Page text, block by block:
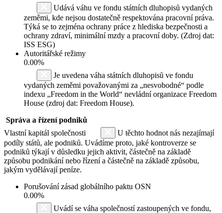
Udává váhu ve fondu státních dluhopisů vydaných
zeměmi, kde nejsou dostatečně respektována pracovní práva.
Týká se to zejména ochrany práce z hlediska bezpečnosti a
ochrany zdraví, minimální mzdy a pracovní doby. (Zdroj dat:
ISS ESG)
Autoritářské režimy
0.00%
Je uvedena váha státních dluhopisů ve fondu
vydaných zeměmi považovanými za „nesvobodné“ podle
indexu „Freedom in the World“ nevládní organizace Freedom
House (zdroj dat: Freedom House).
Správa a řízení podniků
Vlastní kapitál společnosti
U těchto hodnot nás nezajímají
podíly států, ale podniků. Uvádíme proto, jaké kontroverze se
podniků týkají v důsledku jejich aktivit, částečně na základě
způsobu podnikání nebo řízení a částečně na základě způsobu,
jakým vydělávají peníze.
Porušování zásad globálního paktu OSN
0.00%
Uvádí se váha společností zastoupených ve fondu,